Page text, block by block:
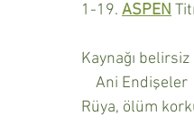
1-19. ASPEN
Kaynağı
    Ani Endişeler
Rüya, ölüm